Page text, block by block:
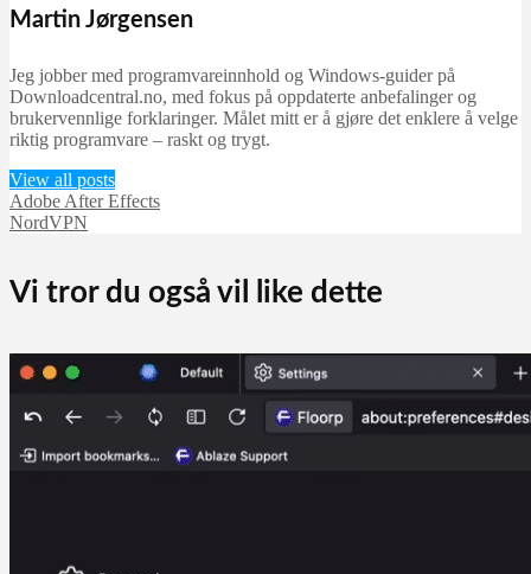
Martin Jørgensen
Jeg jobber med programvareinnhold og Windows-guider på
Downloadcentral.no, med fokus på oppdaterte anbefalinger og
brukervennlige forklaringer. Målet mitt er å gjøre det enklere å velge
riktig programvare – raskt og trygt.
View all posts
Adobe After Effects
NordVPN
Vi tror du også vil like dette